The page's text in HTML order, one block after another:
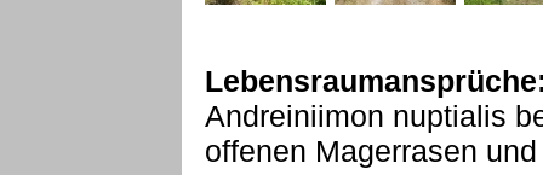
Andreiniimon nuptialis
offenen Magerrasen